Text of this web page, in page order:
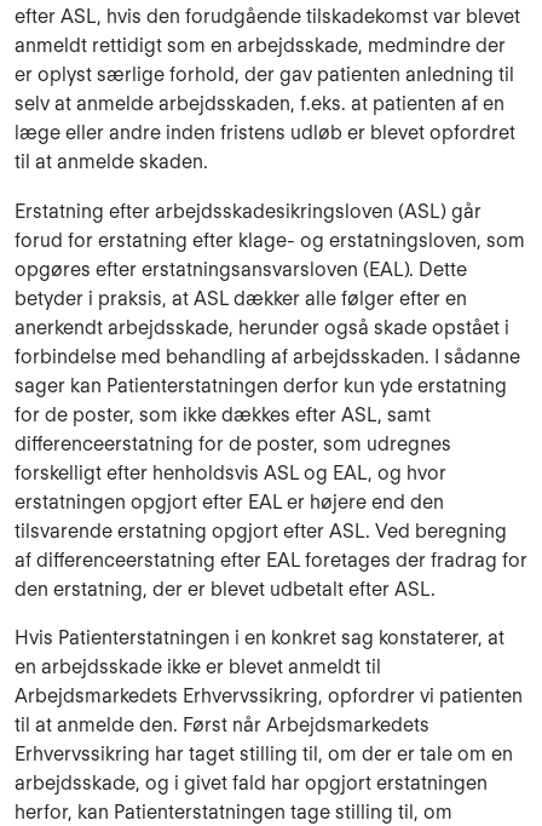
efter ASL, hvis den forudgående tilskadekomst var blevet
anmeldt rettidigt som en arbejdsskade, medmindre der
er oplyst særlige forhold, der gav patienten anledning til
selv at anmelde arbejdsskaden, f.eks. at patienten af en
læge eller andre inden fristens udløb er blevet opfordret
til at anmelde skaden.
Erstatning efter arbejdsskadesikringsloven (ASL) går
forud for erstatning efter klage- og erstatningsloven, som
opgøres efter erstatningsansvarsloven (EAL). Dette
betyder i praksis, at ASL dækker alle følger efter en
anerkendt arbejdsskade, herunder også skade opstået i
forbindelse med behandling af arbejdsskaden. I sådanne
sager kan Patienterstatningen derfor kun yde erstatning
for de poster, som ikke dækkes efter ASL, samt
differenceerstatning for de poster, som udregnes
forskelligt efter henholdsvis ASL og EAL, og hvor
erstatningen opgjort efter EAL er højere end den
tilsvarende erstatning opgjort efter ASL. Ved beregning
af differenceerstatning efter EAL foretages der fradrag for
den erstatning, der er blevet udbetalt efter ASL.
Hvis Patienterstatningen i en konkret sag konstaterer, at
en arbejdsskade ikke er blevet anmeldt til
Arbejdsmarkedets Erhvervssikring, opfordrer vi patienten
til at anmelde den. Først når Arbejdsmarkedets
Erhvervssikring har taget stilling til, om der er tale om en
arbejdsskade, og i givet fald har opgjort erstatningen
herfor, kan Patienterstatningen tage stilling til, om